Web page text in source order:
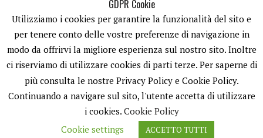
ISCRIVITI
GDPR Cookie
Utilizziamo i cookies per garantire la funzionalità del sito e
per tenere conto delle vostre preferenze di navigazione in
modo da offrirvi la migliore esperienza sul nostro sito. Inoltre
ci riserviamo di utilizzare cookies di parti terze. Per saperne di
più consulta le nostre Privacy Policy e Cookie Policy.
Continuando a navigare sul sito, l'utente accetta di utilizzare
i cookies. Cookie Policy
Cookie settings
ACCETTO TUTTI